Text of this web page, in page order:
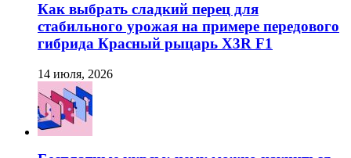
Как выбрать сладкий перец для
стабильного урожая на примере передового
гибрида Красный рыцарь X3R F1
14 июля, 2026